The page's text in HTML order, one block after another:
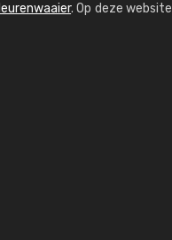
. Op deze website